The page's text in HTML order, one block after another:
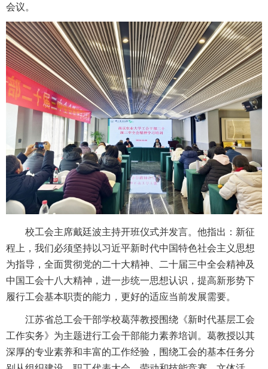
会议。
校工会主席戴廷波主持开班仪式并发言。他指出：新征
程上，我们必须坚持以习近平新时代中国特色社会主义思想
为指导，全面贯彻党的二十大精神、二十届三中全会精神及
中国工会十八大精神，进一步统一思想认识，提高新形势下
履行工会基本职责的能力，更好的适应当前发展需要。
江苏省总工会干部学校葛萍教授围绕《新时代基层工会
工作实务》为主题进行工会干部能力素养培训。葛教授以其
深厚的专业素养和丰富的工作经验，围绕工会的基本任务分